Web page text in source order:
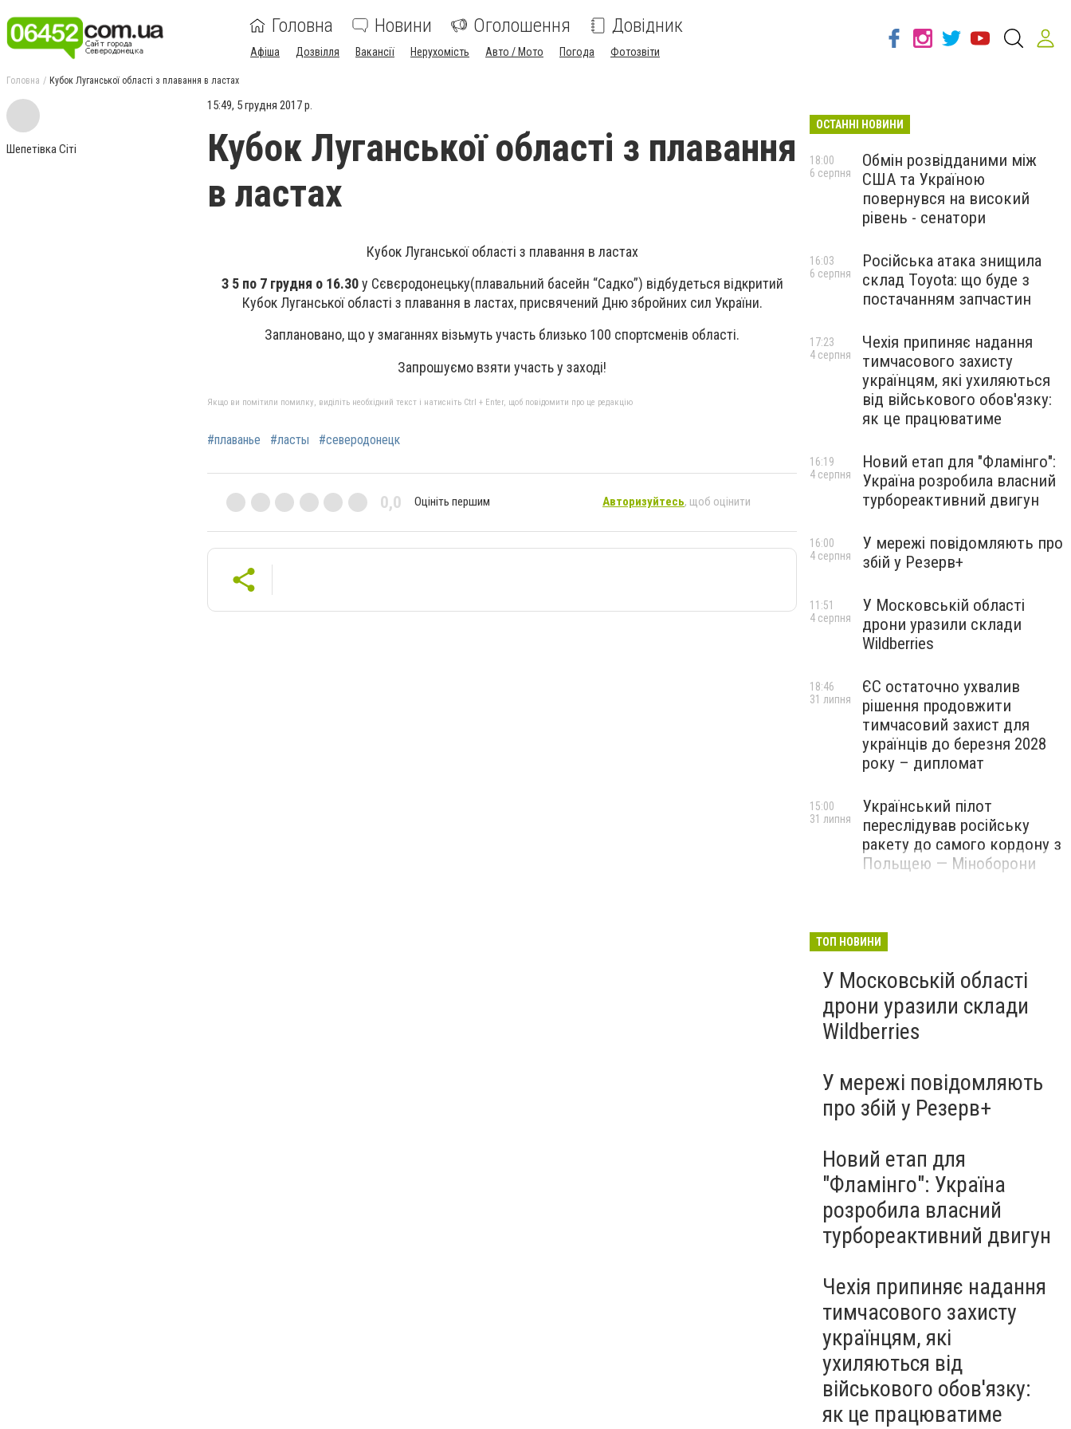
Головна Новини Оголошення Довідник
Афіша Дозвілля Вакансії Нерухомість Авто / Мото Погода Фотозвіти
Головна Кубок Луганської області з плавання в ластах
Шепетівка Сіті
15:49, 5 грудня 2017 р.
Кубок Луганської області з плавання
в ластах
Кубок Луганської області з плавання в ластах
З 5 по 7 грудня о 16.30у Сєвєродонецьку(плавальний басейн “Садко”) відбудеться відкритий
Кубок Луганської області з плавання в ластах, присвячений Дню збройних сил України.
Заплановано, що у змаганнях візьмуть участь близько 100 спортсменів області.
Запрошуємо взяти участь у заході!
Якщо ви помітили помилку, виділіть необхідний текст і натисніть Ctrl + Enter, щоб повідомити про це редакцію
#плаванье #ласты #северодонецк
0,0 Оцініть першим Авторизуйтесь, щоб оцінити
ОСТАННІ НОВИНИ
Обмін розвідданими між
США та Україною
повернувся на високий
рівень - сенатори
18:00
6 серпня
Російська атака знищила
склад Toyota: що буде з
постачанням запчастин
16:03
6 серпня
Чехія припиняє надання
тимчасового захисту
українцям, які ухиляються
від військового обов'язку:
як це працюватиме
17:23
4 серпня
Новий етап для "Фламінго":
Україна розробила власний
турбореактивний двигун
16:19
4 серпня
У мережі повідомляють про
збій у Резерв+
16:00
4 серпня
У Московській області
дрони уразили склади
Wildberries
11:51
4 серпня
ЄС остаточно ухвалив
рішення продовжити
тимчасовий захист для
українців до березня 2028
року – дипломат
18:46
31 липня
Український пілот
переслідував російську
ракету до самого кордону з
Польщею — Міноборони
15:00
31 липня
ТОП НОВИНИ
У Московській області
дрони уразили склади
Wildberries
У мережі повідомляють
про збій у Резерв+
Новий етап для
"Фламінго": Україна
розробила власний
турбореактивний двигун
Чехія припиняє надання
тимчасового захисту
українцям, які
ухиляються від
військового обов'язку:
як це працюватиме